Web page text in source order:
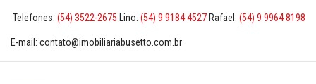
Telefones: (54) 3522-2675 Lino: (54) 9 9184 4527 Rafael: (54) 9 9964 8198
E-mail: contato@imobiliariabusetto.com.br